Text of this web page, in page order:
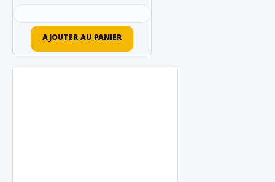
AJOUTER AU PANIER